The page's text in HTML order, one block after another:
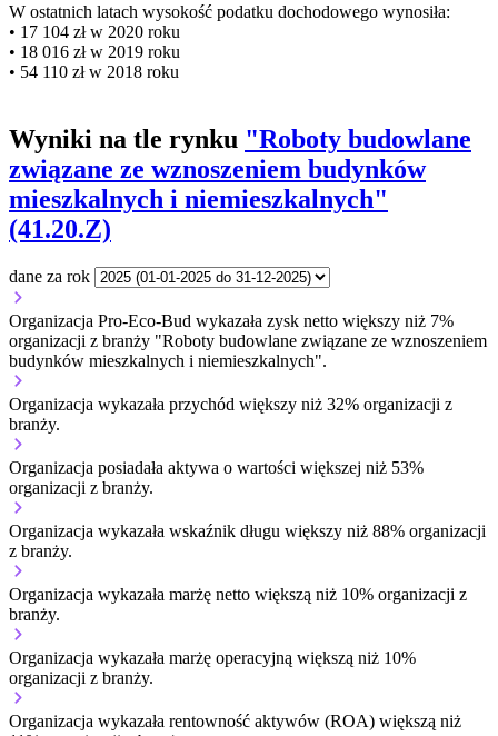
W ostatnich latach wysokość podatku dochodowego wynosiła:
• 17 104 zł w 2020 roku
• 18 016 zł w 2019 roku
• 54 110 zł w 2018 roku
Wyniki na tle rynku "Roboty budowlane
związane ze wznoszeniem budynków
mieszkalnych i niemieszkalnych"
(41.20.Z)
dane za rok
Organizacja Pro-Eco-Bud wykazała zysk netto większy niż 7%
organizacji z branży "Roboty budowlane związane ze wznoszeniem
budynków mieszkalnych i niemieszkalnych".
Organizacja wykazała przychód większy niż 32% organizacji z
branży.
Organizacja posiadała aktywa o wartości większej niż 53%
organizacji z branży.
Organizacja wykazała wskaźnik długu większy niż 88% organizacji
z branży.
Organizacja wykazała marżę netto większą niż 10% organizacji z
branży.
Organizacja wykazała marżę operacyjną większą niż 10%
organizacji z branży.
Organizacja wykazała rentowność aktywów (ROA) większą niż